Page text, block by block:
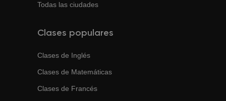
Todas las ciudades
Clases populares
Clases de Inglés
Clases de Matemáticas
Clases de Francés